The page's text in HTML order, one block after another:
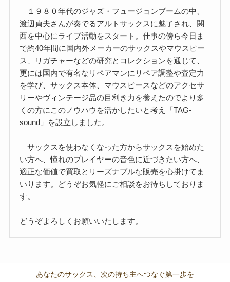
１９８０年代のジャズ・フュージョンブームの中、
渡辺貞夫さんが奏でるアルトサックスに魅了され、関
西を中心にライブ活動をスタート。仕事の傍ら今日ま
で約40年間に国内外メーカーのサックスやマウスピー
ス、リガチャーなどの研究とコレクションを通じて、
更には国内で有名なリペアマンにリペア調整や査定力
を学び、サックス本体、マウスピースなどのアクセサ
リーやヴィンテージ品の目利き力を養えたのでより多
くの方にこのノウハウを活かしたいと考え「TAG-
sound」を設立しました。
サックスを使わなくなった方からサックスを始めた
い方へ、憧れのプレイヤーの音色に近づきたい方へ、
適正な価値で買取とリーズナブルな販売を心掛けてま
いります。どうぞお気軽にご相談をお待ちしておりま
す。
どうぞよろしくお願いいたします。
あなたのサックス、次の持ち主へつなぐ第一歩を